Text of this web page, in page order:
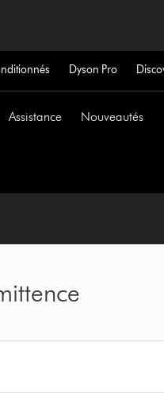
Dyson Pro
Assistance Nouveautés